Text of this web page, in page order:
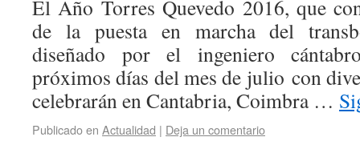
El Año Torres Quevedo 2016, que
de la puesta en marcha del
diseñado por el ingeniero
próximos días del mes de julio con
celebrarán en Cantabria, Coimbra …
Publicado en Actualidad | Deja un comentario